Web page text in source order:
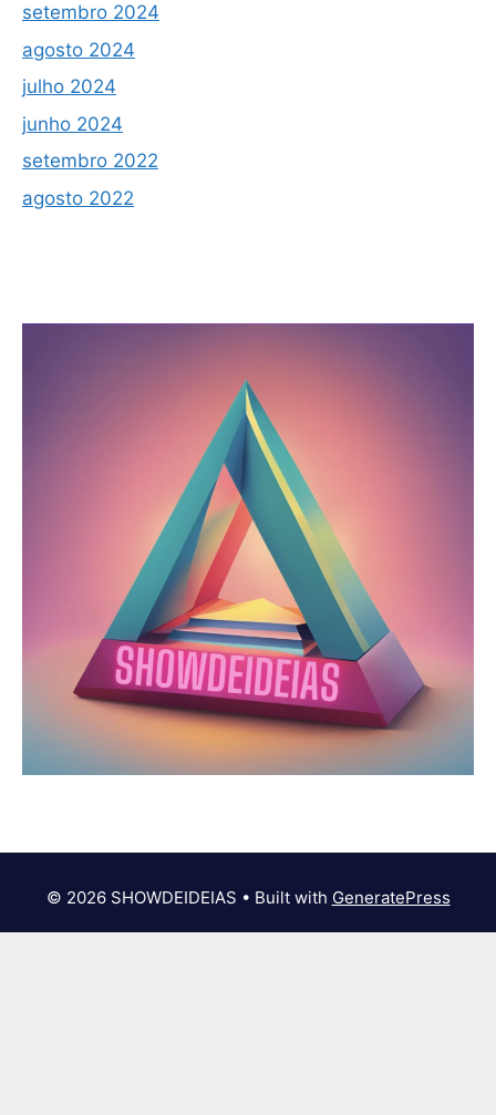
setembro 2024
agosto 2024
julho 2024
junho 2024
setembro 2022
agosto 2022
© 2026 SHOWDEIDEIAS • Built with GeneratePress